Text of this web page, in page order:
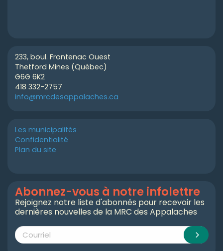
233, boul. Frontenac Ouest
Thetford Mines (Québec)
G6G 6K2
418 332-2757
info@mrcdesappalaches.ca
Les municipalités
Confidentialité
Plan du site
Abonnez-vous à notre infolettre
Rejoignez notre liste d'abonnés pour recevoir les
dernières nouvelles de la MRC des Appalaches